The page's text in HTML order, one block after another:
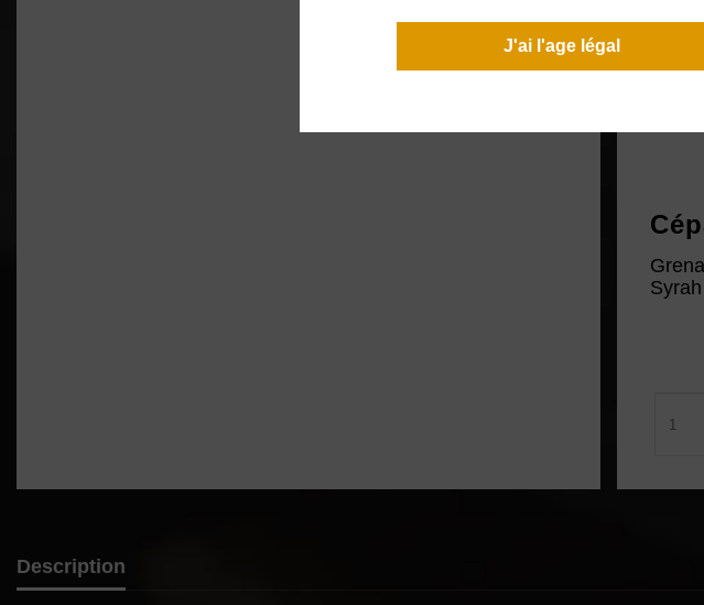
J'ai l'age légal
Syrah
Description